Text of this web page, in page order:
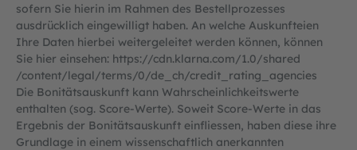
sofern Sie hierin im Rahmen des Bestellprozesses
ausdrücklich eingewilligt haben. An welche Auskunfteien
Ihre Daten hierbei weitergeleitet werden können, können
Sie hier einsehen: https://cdn.klarna.com/1.0/shared
/content/legal/terms/0/de_ch/credit_rating_agencies
Die Bonitätsauskunft kann Wahrscheinlichkeitswerte
enthalten (sog. Score-Werte). Soweit Score-Werte in das
Ergebnis der Bonitätsauskunft einfliessen, haben diese ihre
Grundlage in einem wissenschaftlich anerkannten